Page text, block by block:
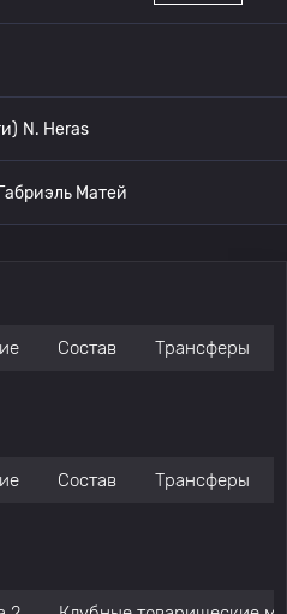
N. Heras
Матей
Состав Трансферы
Состав Трансферы